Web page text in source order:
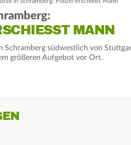
in Schramberg: Polizei erschießt Mann
MANN
Schramberg südwestlich von
größeren Aufgebot vor Ort.